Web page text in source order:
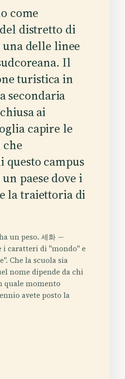
come
distretto di
una delle linee
Il
turistica in
secondaria
ai
capire le
questo campus
paese dove i
la traiettoria di
un peso. 세화 —
caratteri di "mondo" e
Che la scuola sia
nome dipende da chi
quale momento
avete posto la